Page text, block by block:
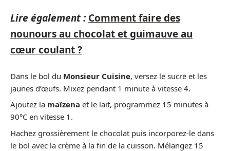
Lire également : Comment faire des
nounours au chocolat et guimauve au
cœur coulant ?
Dans le bol du Monsieur Cuisine, versez le sucre et les
jaunes d’œufs. Mixez pendant 1 minute à vitesse 4.
Ajoutez la maïzena et le lait, programmez 15 minutes à
90°C en vitesse 1.
Hachez grossièrement le chocolat puis incorporez-le dans
le bol avec la crème à la fin de la cuisson. Mélangez 15